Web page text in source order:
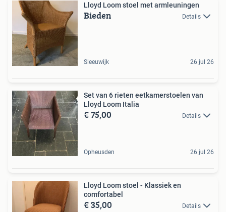
Lloyd Loom stoel met armleuningen
Bieden Details
Sleeuwijk 26 jul 26
Set van 6 rieten eetkamerstoelen van
Lloyd Loom Italia
€ 75,00 Details
Opheusden 26 jul 26
Lloyd Loom stoel - Klassiek en
comfortabel
€ 35,00 Details